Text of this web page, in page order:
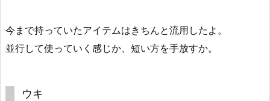
今まで持っていたアイテムはきちんと流用したよ。
並行して使っていく感じか、短い方を手放すか。
ウキ